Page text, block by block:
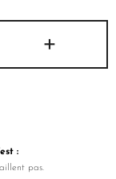
+
:
pas.